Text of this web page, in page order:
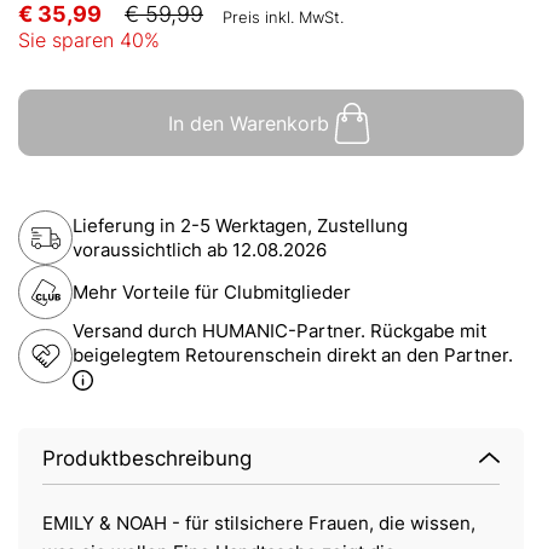
€ 35,99 € 59,99 Preis inkl. MwSt.
Sie sparen 40%
In den Warenkorb
Lieferung in 2-5 Werktagen, Zustellung
voraussichtlich ab 12.08.2026
Mehr Vorteile für Clubmitglieder
Versand durch HUMANIC-Partner. Rückgabe mit
beigelegtem Retourenschein direkt an den Partner.
Produktbeschreibung
EMILY & NOAH - für stilsichere Frauen, die wissen,